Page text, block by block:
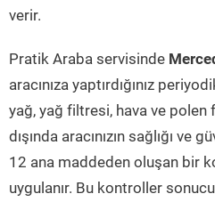
verir.
Pratik Araba servisinde
aracınıza yaptırdığınız
yağ, yağ filtresi, hava ve polen
dışında aracınızın sağlığı
12 ana maddeden oluşan bir
uygulanır. Bu kontroller sonucu